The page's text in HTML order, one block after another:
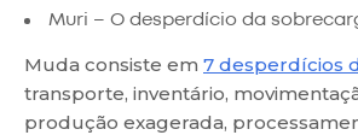
Muri – O desperdício da
Muda consiste em 7 desperdícios
transporte, inventário,
produção exagerada,